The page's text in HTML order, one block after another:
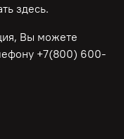
здесь.
Вы можете
+7(800) 600-